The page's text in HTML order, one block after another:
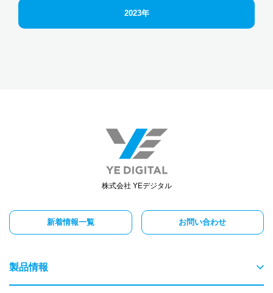
2023年
株式会社 YEデジタル
新着情報一覧 お問い合わせ
製品情報